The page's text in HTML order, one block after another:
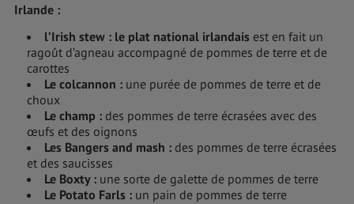
Irlande :
l’Irish stew : le plat national irlandais est en fait un
ragoût d’agneau accompagné de pommes de terre et de
carottes
Le colcannon : une purée de pommes de terre et de
choux
Le champ : des pommes de terre écrasées avec des
œufs et des oignons
Les Bangers and mash : des pommes de terre écrasées
et des saucisses
Le Boxty : une sorte de galette de pommes de terre
Le Potato Farls : un pain de pommes de terre